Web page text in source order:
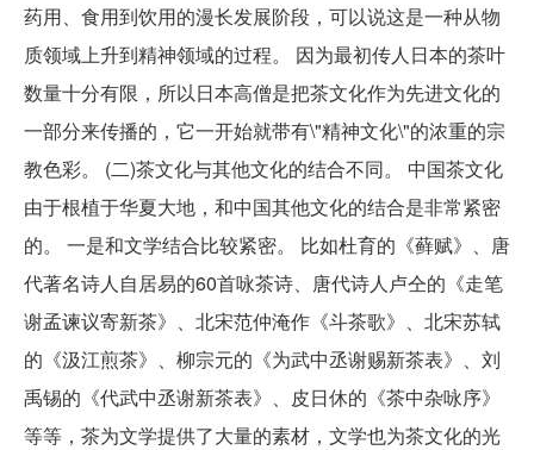
药用、食用到饮用的漫长发展阶段，可以说这是一种从物
质领域上升到精神领域的过程。 因为最初传人日本的茶叶
数量十分有限，所以日本高僧是把茶文化作为先进文化的
一部分来传播的，它一开始就带有\"精神文化\"的浓重的宗
教色彩。 (二)茶文化与其他文化的结合不同。 中国茶文化
由于根植于华夏大地，和中国其他文化的结合是非常紧密
的。 一是和文学结合比较紧密。 比如杜育的《藓赋》、唐
代著名诗人自居易的60首咏茶诗、唐代诗人卢仝的《走笔
谢孟谏议寄新茶》、北宋范仲淹作《斗茶歌》、北宋苏轼
的《汲江煎茶》、柳宗元的《为武中丞谢赐新茶表》、刘
禹锡的《代武中丞谢新茶表》、皮日休的《茶中杂咏序》
等等，茶为文学提供了大量的素材，文学也为茶文化的光